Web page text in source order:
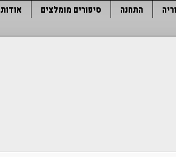
התחנה סיפורים מומלצים אודות